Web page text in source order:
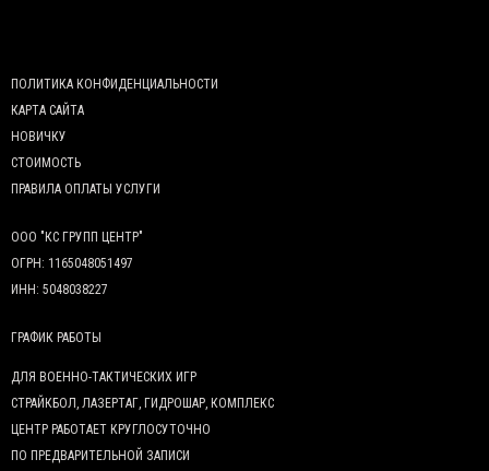
ПОЛИТИКА КОНФИДЕНЦИАЛЬНОСТИ
КАРТА САЙТА
НОВИЧКУ
СТОИМОСТЬ
ПРАВИЛА ОПЛАТЫ УСЛУГИ
ООО "КС ГРУПП ЦЕНТР"
ОГРН: 1165048051497
ИНН: 5048038227
ГРАФИК РАБОТЫ
ДЛЯ ВОЕННО-ТАКТИЧЕСКИХ ИГР
СТРАЙКБОЛ, ЛАЗЕРТАГ, ГИДРОШАР, КОМПЛЕКС
ЦЕНТР РАБОТАЕТ КРУГЛОСУТОЧНО
ПО ПРЕДВАРИТЕЛЬНОЙ ЗАПИСИ